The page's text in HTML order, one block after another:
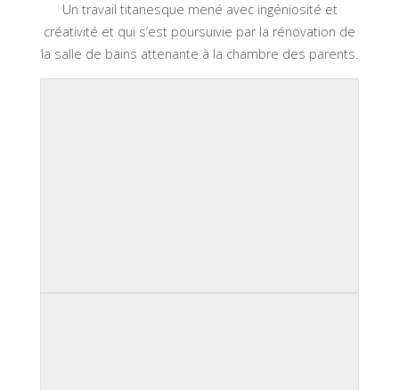
Un travail titanesque mené avec ingéniosité et
créativité et qui s’est poursuivie par la rénovation de
la salle de bains attenante à la chambre des parents.